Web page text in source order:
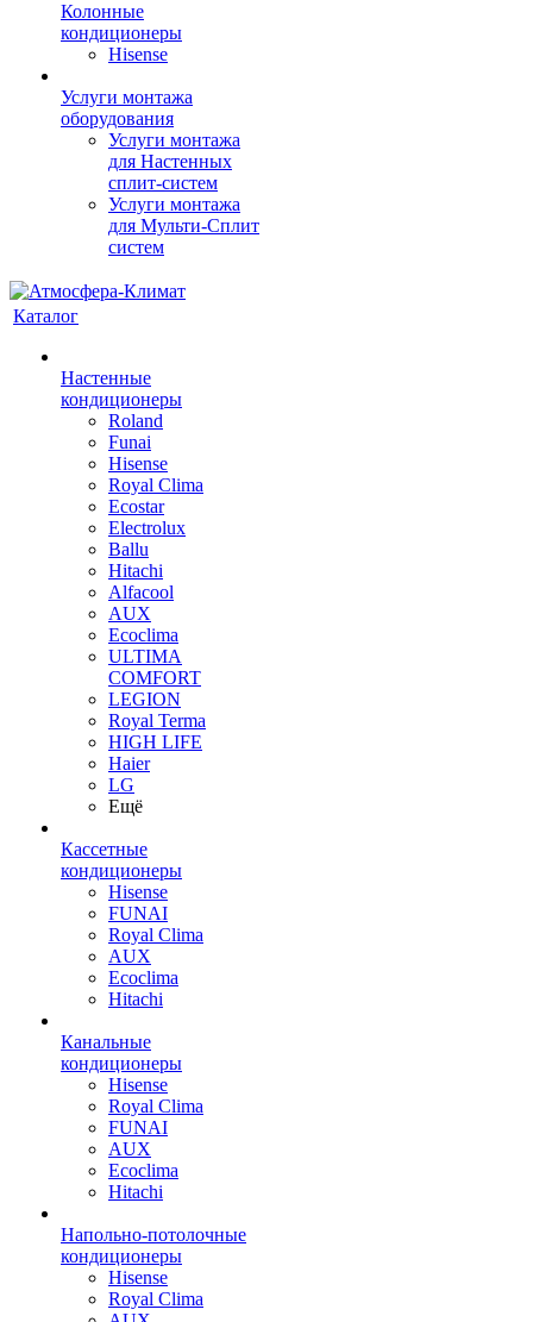
Колонные
кондиционеры
Hisense
Услуги монтажа
оборудования
Услуги монтажа
для Настенных
сплит-систем
Услуги монтажа
для Мульти-Сплит
систем
Каталог
Настенные
кондиционеры
Roland
Funai
Hisense
Royal Clima
Ecostar
Electrolux
Ballu
Hitachi
Alfacool
AUX
Ecoclima
ULTIMA
COMFORT
LEGION
Royal Terma
HIGH LIFE
Haier
LG
Ещё
Кассетные
кондиционеры
Hisense
FUNAI
Royal Clima
AUX
Ecoclima
Hitachi
Канальные
кондиционеры
Hisense
Royal Clima
FUNAI
AUX
Ecoclima
Hitachi
Напольно-потолочные
кондиционеры
Hisense
Royal Clima